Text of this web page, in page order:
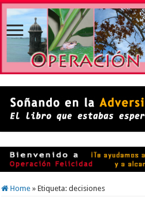
Home » Etiqueta:decisiones